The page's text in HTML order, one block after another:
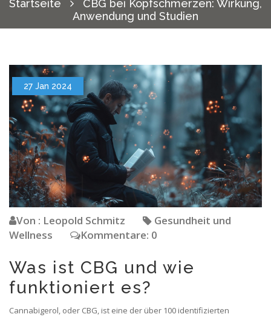
Startseite
CBG bei Kopfschmerzen: Wirkung,
Anwendung und Studien
27 Jan 2024
Von : Leopold Schmitz
Gesundheit und
Wellness
Kommentare: 0
Was ist CBG und wie
funktioniert es?
Cannabigerol, oder CBG, ist eine der über 100 identifizierten